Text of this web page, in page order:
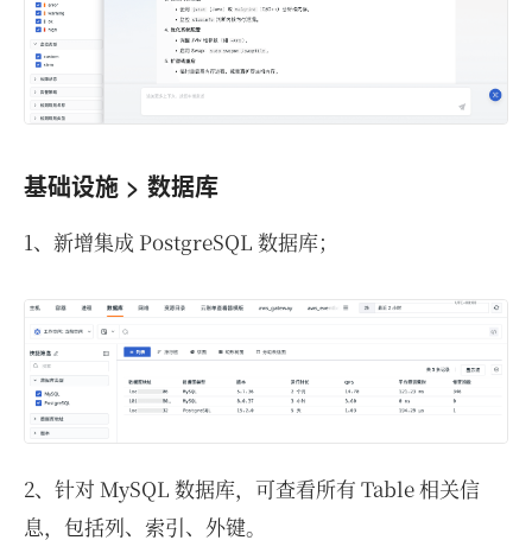
基础设施 > 数据库
1、新增集成 PostgreSQL 数据库；
2、针对 MySQL 数据库，可查看所有 Table 相关信
息，包括列、索引、外键。